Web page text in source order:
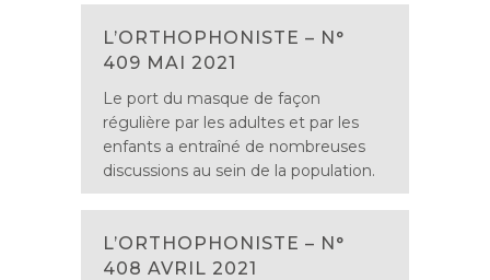
L’ORTHOPHONISTE – N°
409 MAI 2021
Le port du masque de façon
régulière par les adultes et par les
enfants a entraîné de nombreuses
discussions au sein de la population.
L’ORTHOPHONISTE – N°
408 AVRIL 2021